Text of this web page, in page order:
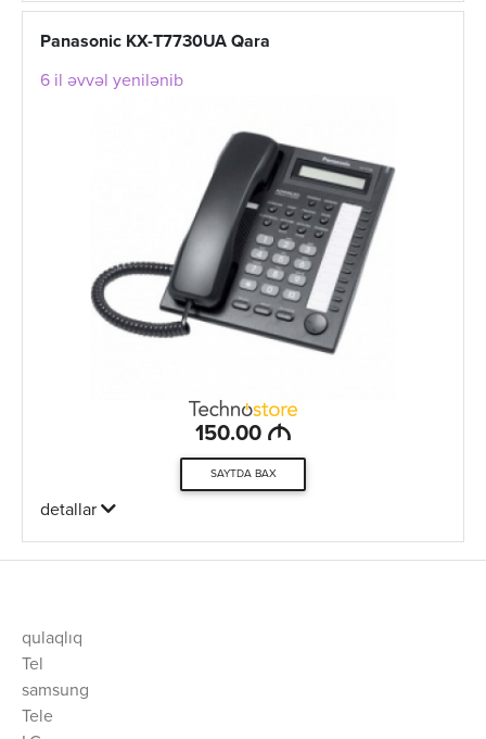
Panasonic KX-T7730UA Qara
6 il əvvəl yenilənib
150.00 M
SAYTDA BAX
detallar
qulaqlıq
Tel
samsung
Tele